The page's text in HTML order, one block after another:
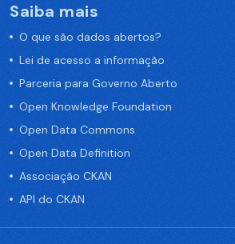
Saiba mais
O que são dados abertos?
Lei de acesso a informação
Parceria para Governo Aberto
Open Knowledge Foundation
Open Data Commons
Open Data Definition
Associação CKAN
API do CKAN